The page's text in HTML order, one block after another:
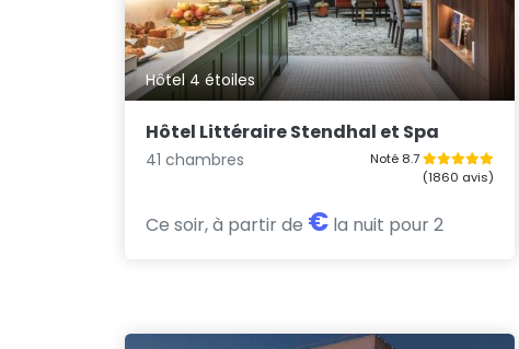
Hôtel 4 étoiles
Hôtel Littéraire Stendhal et Spa
41 chambres
Noté 8.7
(1860 avis)
Ce soir, à partir de € la nuit pour 2